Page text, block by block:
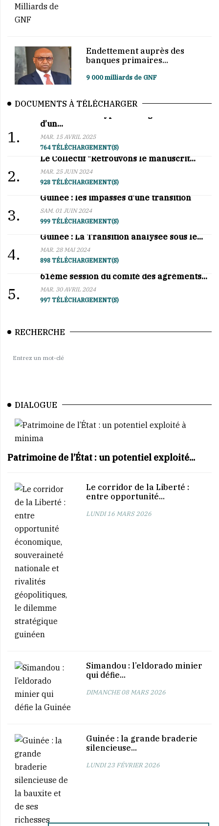
Endettement auprès des
banques primaires...
9 000 milliards de GNF
DOCUMENTS À TÉLÉCHARGER
1.
d’un...
MAR. 15 AVRIL 2025
764 TÉLÉCHARGEMENT(S)
2.
Le Collectif "Retrouvons le manuscrit...
MAR. 25 JUIN 2024
928 TÉLÉCHARGEMENT(S)
3.
Guinée : les impasses d'une transition
SAM. 01 JUIN 2024
999 TÉLÉCHARGEMENT(S)
4.
Guinée : La Transition analysée sous le...
MAR. 28 MAI 2024
898 TÉLÉCHARGEMENT(S)
5.
61ème session du comité des agréments...
MAR. 30 AVRIL 2024
997 TÉLÉCHARGEMENT(S)
RECHERCHE
DIALOGUE
Patrimoine de l’État : un potentiel exploité...
Le corridor de la Liberté :
entre opportunité...
LUNDI 16 MARS 2026
Simandou : l’eldorado minier
qui défie...
DIMANCHE 08 MARS 2026
Guinée : la grande braderie
silencieuse...
LUNDI 23 FÉVRIER 2026